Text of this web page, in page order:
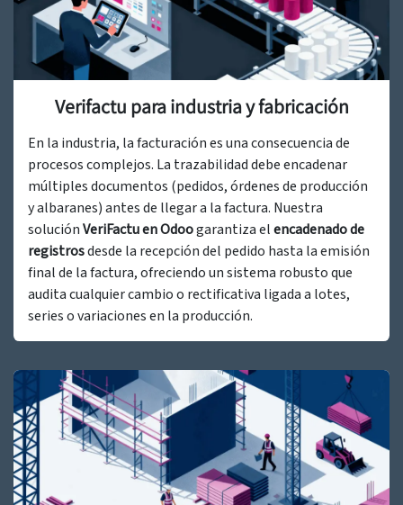
Verifactu para industria y fabricación
En la industria, la facturación es una consecuencia de
procesos complejos. La trazabilidad debe encadenar
múltiples documentos (pedidos, órdenes de producción
y albaranes) antes de llegar a la factura. Nuestra
soluciónVeriFactu en Odoogarantiza elencadenado de
registrosdesde la recepción del pedido hasta la emisión
final de la factura, ofreciendo un sistema robusto que
audita cualquier cambio o rectificativa ligada a lotes,
series o variaciones en la producción.